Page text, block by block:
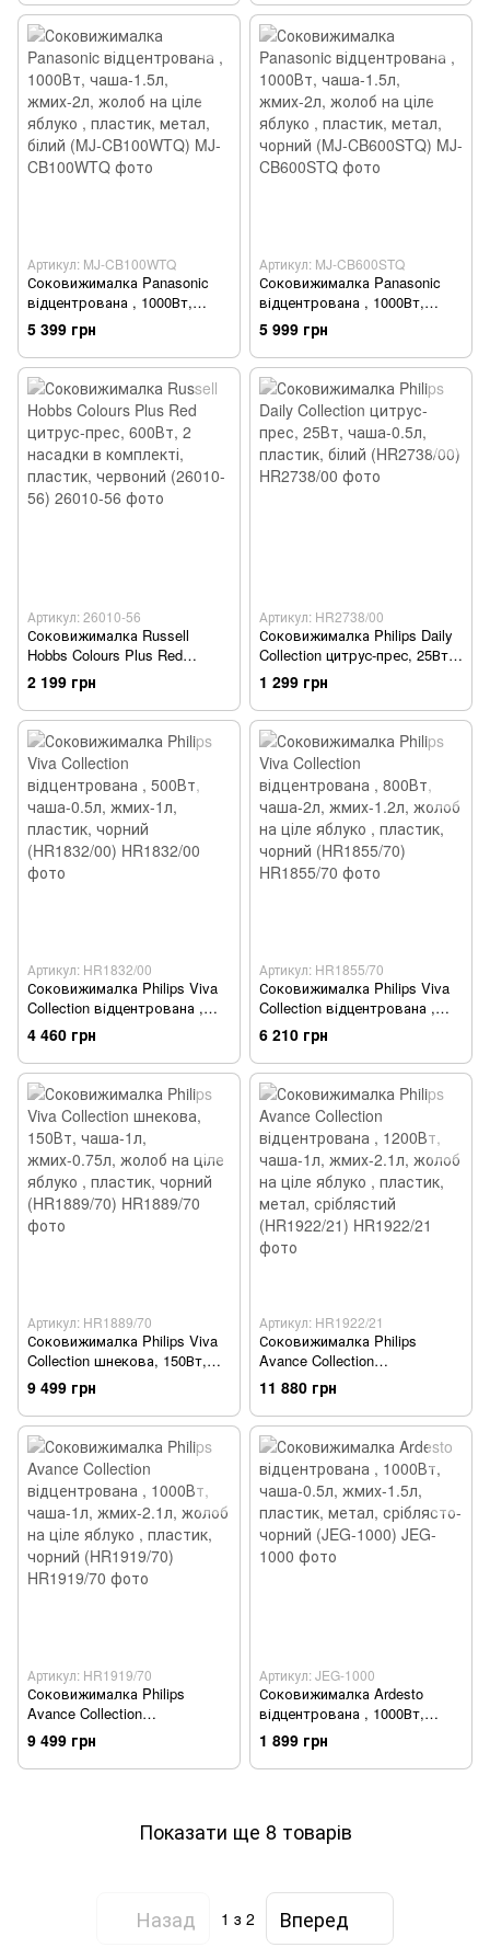
Артикул: MJ-CB100WTQ
Соковижималка Panasonic
відцентрована , 1000Вт,
чаша-1.5л, жмих-2л, жолоб
на ціле яблуко , пластик,
метал, білий (MJ-CB100WTQ)
5 399 грн
Артикул: MJ-CB600STQ
Соковижималка Panasonic
відцентрована , 1000Вт,
чаша-1.5л, жмих-2л, жолоб
на ціле яблуко , пластик,
метал, чорний (MJ-
CB600STQ)
5 999 грн
Артикул: 26010-56
Соковижималка Russell
Hobbs Colours Plus Red
цитрус-прес, 600Вт, 2
насадки в комплекті,
пластик, червоний (26010-56)
2 199 грн
Артикул: HR2738/00
Соковижималка Philips Daily
Collection цитрус-прес, 25Вт,
чаша-0.5л, пластик, білий
(HR2738/00)
1 299 грн
Артикул: HR1832/00
Соковижималка Philips Viva
Collection відцентрована ,
500Вт, чаша-0.5л, жмих-1л,
пластик, чорний (HR1832/00)
4 460 грн
Артикул: HR1855/70
Соковижималка Philips Viva
Collection відцентрована ,
800Вт, чаша-2л, жмих-1.2л,
жолоб на ціле яблуко ,
пластик, чорний (HR1855/70)
6 210 грн
Артикул: HR1889/70
Соковижималка Philips Viva
Collection шнекова, 150Вт,
чаша-1л, жмих-0.75л, жолоб
на ціле яблуко , пластик,
чорний (HR1889/70)
9 499 грн
Артикул: HR1922/21
Соковижималка Philips
Avance Collection
відцентрована , 1200Вт,
чаша-1л, жмих-2.1л, жолоб
на ціле яблуко , пластик,
метал, сріблястий
(HR1922/21)
11 880 грн
Артикул: HR1919/70
Соковижималка Philips
Avance Collection
відцентрована , 1000Вт,
чаша-1л, жмих-2.1л, жолоб
на ціле яблуко , пластик,
9 499 грн
Артикул: JEG-1000
Соковижималка Ardesto
відцентрована , 1000Вт,
чаша-0.5л, жмих-1.5л,
пластик, метал, сріблясто-
чорний (JEG-1000)
1 899 грн
Показати ще 8 товарів
Назад 1 з 2 Вперед